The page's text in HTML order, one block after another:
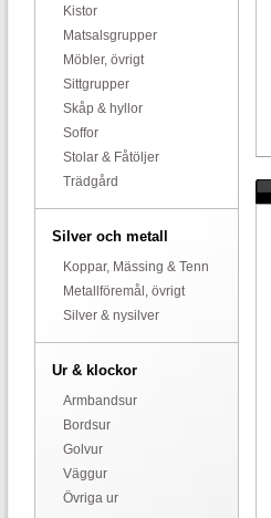
Kistor
Matsalsgrupper
Möbler, övrigt
Sittgrupper
Skåp & hyllor
Soffor
Stolar & Fåtöljer
Trädgård
Silver och metall
Koppar, Mässing & Tenn
Metallföremål, övrigt
Silver & nysilver
Ur & klockor
Armbandsur
Bordsur
Golvur
Väggur
Övriga ur